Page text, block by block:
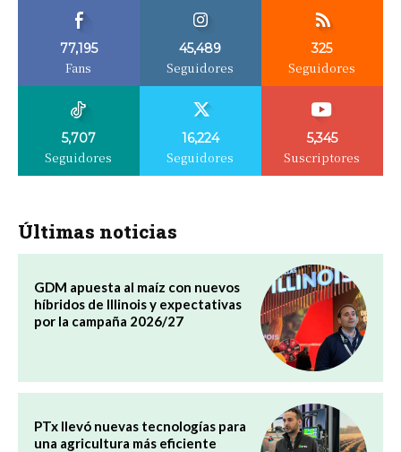
77,195
Fans
45,489
Seguidores
325
Seguidores
5,707
Seguidores
16,224
Seguidores
5,345
Suscriptores
Últimas noticias
GDM apuesta al maíz con nuevos
híbridos de Illinois y expectativas
por la campaña 2026/27
PTx llevó nuevas tecnologías para
una agricultura más eficiente